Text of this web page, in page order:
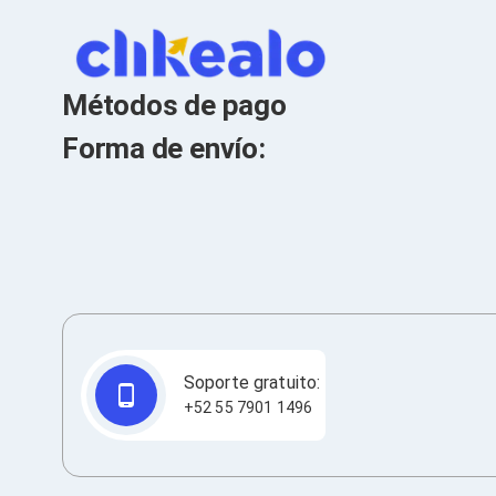
Cables Coaxiales
Accesorios para Cables
Jacks de Red
Conectores
Tapas y Cajas
Herramientas para Cables
Pinzas Ponchadoras
Sujetadores de Cables
Cinchos
Adaptadores PC
Adaptadores PC USB
Adaptadores PC Serial
Adaptadores PC IDE
Métodos de pago
Forma de envío:
Soporte gratuito:
+52 55 7901 1496